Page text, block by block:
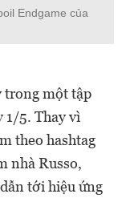
Endgame của
trong một tập
1/5. Thay vì
theo hashtag
nhà Russo,
tới hiệu ứng